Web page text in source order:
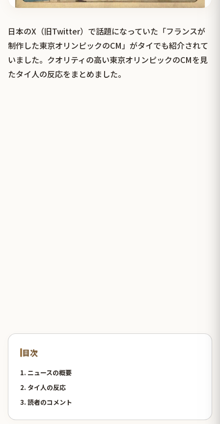
日本のX（旧Twitter）で話題になっていた「フランスが
制作した東京オリンピックのCM」がタイでも紹介されて
いました。クオリティの高い東京オリンピックのCMを見
たタイ人の反応をまとめました。
目次
1. ニュースの概要
2. タイ人の反応
3. 読者のコメント